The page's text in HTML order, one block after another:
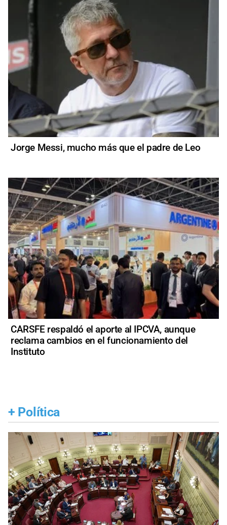
Jorge Messi, mucho más que el padre de Leo
CARSFE respaldó el aporte al IPCVA, aunque
reclama cambios en el funcionamiento del
Instituto
+ Política